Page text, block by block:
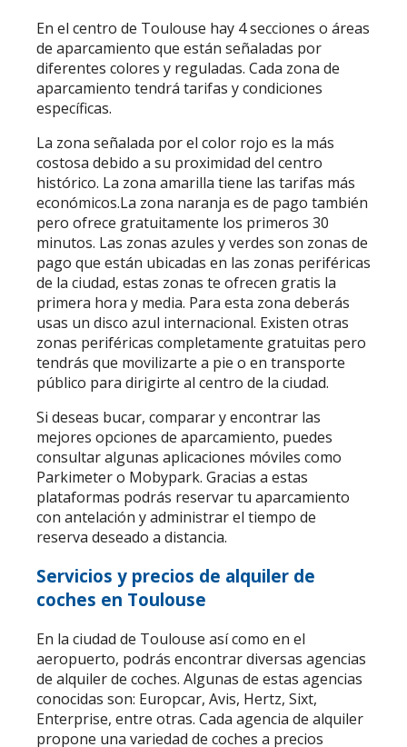
En el centro de Toulouse hay 4 secciones o áreas
de aparcamiento que están señaladas por
diferentes colores y reguladas. Cada zona de
aparcamiento tendrá tarifas y condiciones
específicas.
La zona señalada por el color rojo es la más
costosa debido a su proximidad del centro
histórico. La zona amarilla tiene las tarifas más
económicos.La zona naranja es de pago también
pero ofrece gratuitamente los primeros 30
minutos. Las zonas azules y verdes son zonas de
pago que están ubicadas en las zonas periféricas
de la ciudad, estas zonas te ofrecen gratis la
primera hora y media. Para esta zona deberás
usas un disco azul internacional. Existen otras
zonas periféricas completamente gratuitas pero
tendrás que movilizarte a pie o en transporte
público para dirigirte al centro de la ciudad.
Si deseas bucar, comparar y encontrar las
mejores opciones de aparcamiento, puedes
consultar algunas aplicaciones móviles como
Parkimeter o Mobypark. Gracias a estas
plataformas podrás reservar tu aparcamiento
con antelación y administrar el tiempo de
reserva deseado a distancia.
Servicios y precios de alquiler de
coches en Toulouse
En la ciudad de Toulouse así como en el
aeropuerto, podrás encontrar diversas agencias
de alquiler de coches. Algunas de estas agencias
conocidas son: Europcar, Avis, Hertz, Sixt,
Enterprise, entre otras. Cada agencia de alquiler
propone una variedad de coches a precios